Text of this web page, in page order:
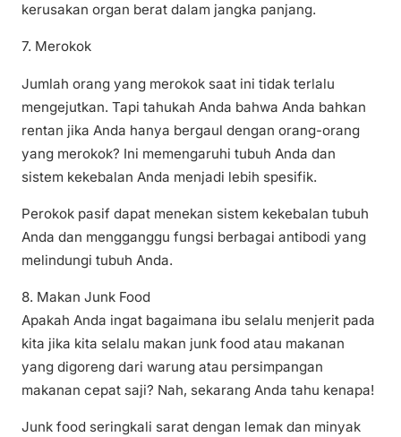
kerusakan organ berat dalam jangka panjang.
7. Merokok
Jumlah orang yang merokok saat ini tidak terlalu
mengejutkan. Tapi tahukah Anda bahwa Anda bahkan
rentan jika Anda hanya bergaul dengan orang-orang
yang merokok? Ini memengaruhi tubuh Anda dan
sistem kekebalan Anda menjadi lebih spesifik.
Perokok pasif dapat menekan sistem kekebalan tubuh
Anda dan mengganggu fungsi berbagai antibodi yang
melindungi tubuh Anda.
8. Makan Junk Food
Apakah Anda ingat bagaimana ibu selalu menjerit pada
kita jika kita selalu makan junk food atau makanan
yang digoreng dari warung atau persimpangan
makanan cepat saji? Nah, sekarang Anda tahu kenapa!
Junk food seringkali sarat dengan lemak dan minyak